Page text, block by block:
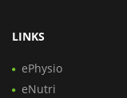
LINKS
ePhysio
eNutri